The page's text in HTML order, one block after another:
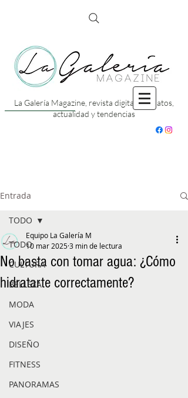
La Galería Magazine, revista digital con datos,
actualidad y tendencias
Entrada
TODO
CULTURA
BELLEZA
MODA
VIAJES
DISEÑO
FITNESS
PANORAMAS
TODO
No basta con tomar agua: ¿Cómo
hidratarte correctamente?
Equipo La Galería M
10 mar 20253 min de lectura